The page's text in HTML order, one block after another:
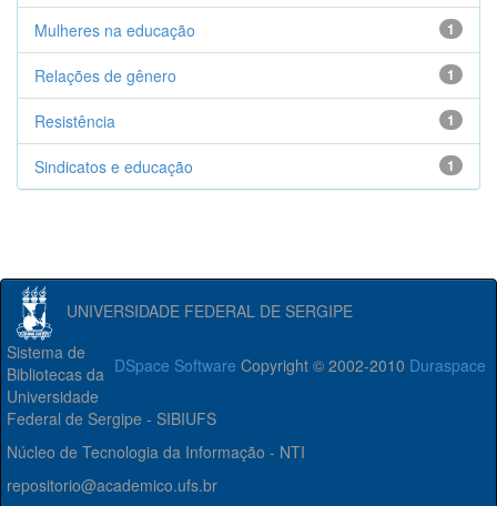
1
Mulheres na educação
1
Relações de gênero
1
Resistência
1
Sindicatos e educação
UNIVERSIDADE FEDERAL DE SERGIPE
DSpace Software Copyright © 2002-2010 Duraspace
Sistema de
Bibliotecas da
Universidade
Federal de Sergipe - SIBIUFS
Núcleo de Tecnologia da Informação - NTI
repositorio@academico.ufs.br